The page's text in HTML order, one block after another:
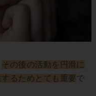
その後の活動を円滑に
るためとても重要 で